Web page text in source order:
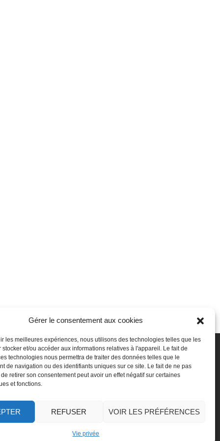
Gérer le consentement aux cookies
les meilleures expériences, nous utilisons des technologies telles que les
stocker et/ou accéder aux informations relatives à l'appareil. Le fait de
technologies nous permettra de traiter des données telles que le
de navigation ou des identifiants uniques sur ce site. Le fait de ne pas
retirer son consentement peut avoir un effet négatif sur certaines
et fonctions.
REFUSER VOIR LES PRÉFÉRENCES
Vie privée
sommes-nous
chez nous
un stage
Autres
Vie privée
Mentions légales